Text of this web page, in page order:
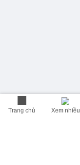
Trang chủ Xem nhiều